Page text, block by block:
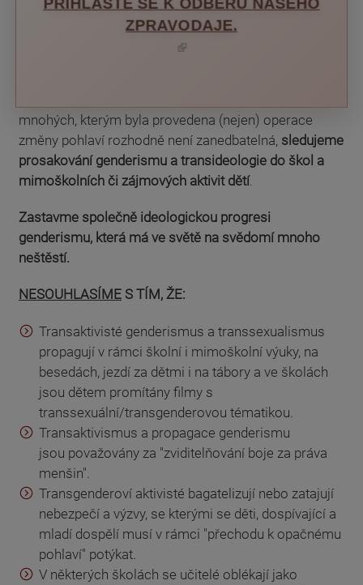
byla zpochybněna, i když bylo prokázáno, že
mnohých, kterým byla provedena (nejen) operace
změny pohlaví rozhodně není zanedbatelná, sledujeme
prosakování genderismu a transideologie do škol a
mimoškolních či zájmových aktivit dětí.
Zastavme společně ideologickou progresi
genderismu, která má ve světě na svědomí mnoho
neštěstí.
NESOUHLASÍME S TÍM, ŽE:
Transaktivisté genderismus a transsexualismus
propagují v rámci školní i mimoškolní výuky, na
besedách, jezdí za dětmi i na tábory a ve školách
jsou dětem promítány filmy s
transsexuální/transgenderovou tématikou.
Transaktivismus a propagace genderismu
jsou považovány za "zviditelňování boje za práva
menšin".
Transgenderoví aktivisté bagatelizují nebo zatajují
nebezpečí a výzvy, se kterými se děti, dospívající a
mladí dospělí musí v rámci "přechodu k opačnému
pohlaví" potýkat.
V některých školách se učitelé oblékají jako
PŘIHLASTE SE K ODBĚRU NAŠEHO
ZPRAVODAJE.
(ODKAZ JE EXTERNÍ)